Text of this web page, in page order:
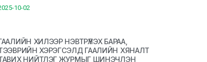
10-02
ХИЛЭЭР НЭВТРҮҮЛЭХ БАРАА,
ХЭРЭГСЭЛД ГААЛИЙН ХЯНАЛТ
НИЙТЛЭГ ЖУРМЫГ ШИНЭЧЛЭН